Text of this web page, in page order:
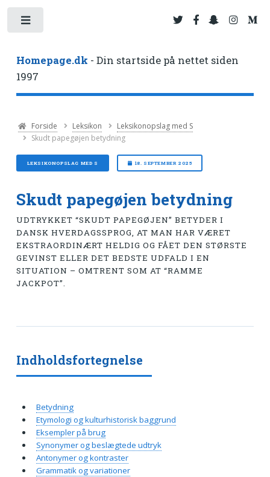
Homepage.dk - Din startside på nettet siden
1997
Forside Leksikon
Leksikonopslag med S
Skudt papegøjen betydning
LEKSIKONOPSLAG MED S 18. SEPTEMBER 2025
Skudt papegøjen betydning
UDTRYKKET “SKUDT PAPEGØJEN” BETYDER I
DANSK HVERDAGSSPROG, AT MAN HAR VÆRET
EKSTRAORDINÆRT HELDIG OG FÅET DEN STØRSTE
GEVINST ELLER DET BEDSTE UDFALD I EN
SITUATION – OMTRENT SOM AT “RAMME
JACKPOT”.
Indholdsfortegnelse
Betydning
Etymologi og kulturhistorisk baggrund
Eksempler på brug
Synonymer og beslægtede udtryk
Antonymer og kontraster
Grammatik og variationer